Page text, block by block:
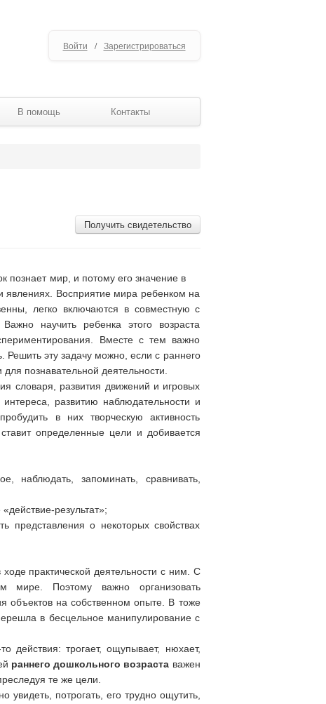
Войти / Зарегистрироваться
В помощь Контакты
Получить свидетельство
познает мир, и потому его значение в
явлениях. Восприятие мира ребенком на
легко включаются в совместную с
научить ребенка этого возраста
Вместе с тем важно
Решить эту задачу можно, если с раннего
познавательной деятельности.
словаря, развития движений и игровых
развитию наблюдательности и
в них творческую активность
определенные цели и добивается
наблюдать, запоминать, сравнивать,
результат»;
представления о некоторых свойствах
практической деятельности с ним. С
мире. Поэтому важно организовать
объектов на собственном опыте. В тоже
в бесцельное манипулирование с
действия: трогает, ощупывает, нюхает,
раннего дошкольного возраста важен
те же цели.
потрогать, его трудно ощутить,